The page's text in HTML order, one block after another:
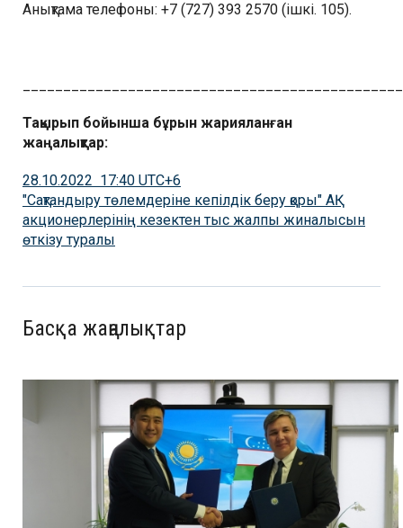
Анықтама телефоны: +7 (727) 393 2570 (ішкі. 105).
Тақырып бойынша бұрын жарияланған
жаңалықтар:
28.10.2022 17:40 UTC+6
"Сақтандыру төлемдеріне кепілдік беру қоры" АҚ
акционерлерінің кезектен тыс жалпы жиналысын
өткізу туралы
Басқа жаңалықтар